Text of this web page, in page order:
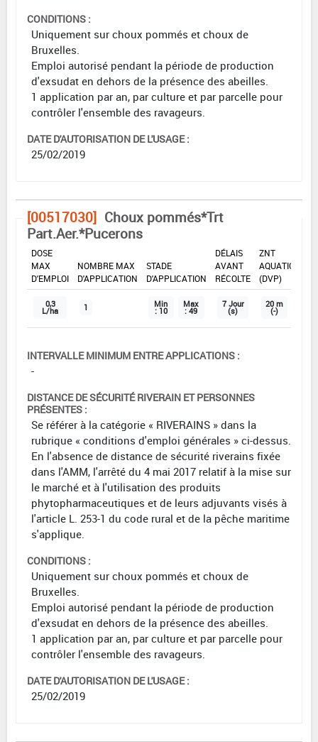
CONDITIONS :
Uniquement sur choux pommés et choux de
Bruxelles.
Emploi autorisé pendant la période de production
d'exsudat en dehors de la présence des abeilles.
1 application par an, par culture et par parcelle pour
contrôler l'ensemble des ravageurs.
DATE D'AUTORISATION DE L'USAGE :
25/02/2019
[00517030] Choux pommés*Trt
Part.Aer.*Pucerons
DOSE
MAX
D'EMPLOI
NOMBRE MAX
D'APPLICATION
STADE
D'APPLICATION
DÉLAIS
AVANT
RÉCOLTE
ZNT
AQUATIQUE
(DVP)
0,3
L/ha 1 Min
: 10
Max
: 49
7 Jour
(s)
20 m
(-)
INTERVALLE MINIMUM ENTRE APPLICATIONS :
-
DISTANCE DE SÉCURITÉ RIVERAIN ET PERSONNES
PRÉSENTES :
Se référer à la catégorie « RIVERAINS » dans la
rubrique « conditions d'emploi générales » ci-dessus.
En l'absence de distance de sécurité riverains fixée
dans l'AMM, l'arrêté du 4 mai 2017 relatif à la mise sur
le marché et à l'utilisation des produits
phytopharmaceutiques et de leurs adjuvants visés à
l'article L. 253-1 du code rural et de la pêche maritime
s'applique.
CONDITIONS :
Uniquement sur choux pommés et choux de
Bruxelles.
Emploi autorisé pendant la période de production
d'exsudat en dehors de la présence des abeilles.
1 application par an, par culture et par parcelle pour
contrôler l'ensemble des ravageurs.
DATE D'AUTORISATION DE L'USAGE :
25/02/2019